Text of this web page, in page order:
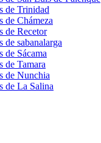
de Trinidad
de Chámeza
de Recetor
de sabanalarga
de Sácama
de Tamara
de Nunchia
de La Salina